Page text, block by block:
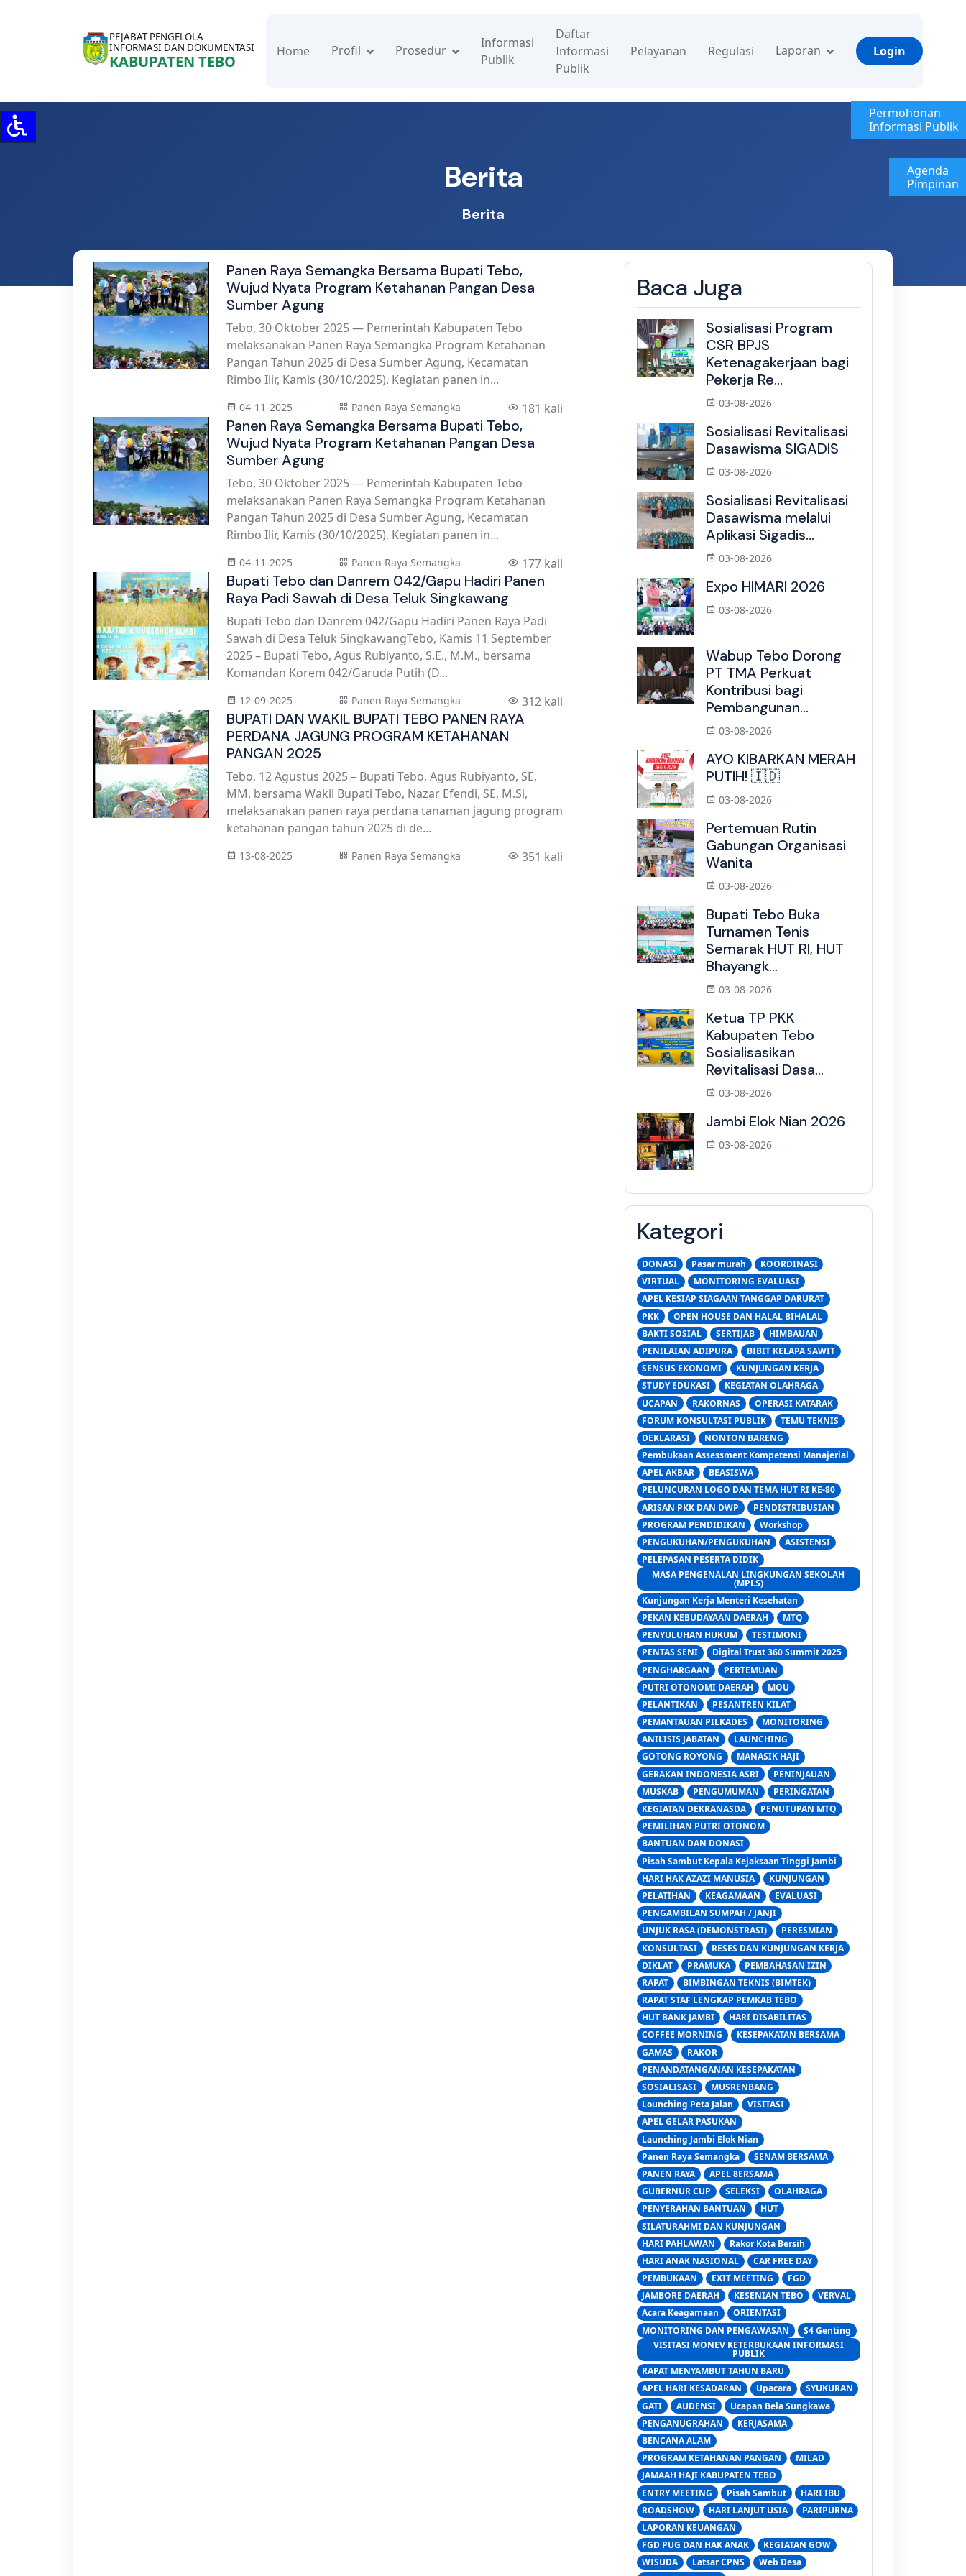
Permohonan
Informasi Publik
Agenda
Pimpinan
PEJABAT PENGELOLA
INFORMASI DAN DOKUMENTASI
KABUPATEN TEBO
Home Profil Prosedur
Informasi
Publik
Daftar
Informasi
Publik
Pelayanan Regulasi Laporan Login
Berita
Berita
Panen Raya Semangka Bersama Bupati Tebo,
Wujud Nyata Program Ketahanan Pangan Desa
Sumber Agung
Tebo, 30 Oktober 2025 — Pemerintah Kabupaten Tebo
melaksanakan Panen Raya Semangka Program Ketahanan
Pangan Tahun 2025 di Desa Sumber Agung, Kecamatan
Rimbo Ilir, Kamis (30/10/2025). Kegiatan panen in...
04-11-2025 Panen Raya Semangka 181 kali
Panen Raya Semangka Bersama Bupati Tebo,
Wujud Nyata Program Ketahanan Pangan Desa
Sumber Agung
Tebo, 30 Oktober 2025 — Pemerintah Kabupaten Tebo
melaksanakan Panen Raya Semangka Program Ketahanan
Pangan Tahun 2025 di Desa Sumber Agung, Kecamatan
Rimbo Ilir, Kamis (30/10/2025). Kegiatan panen in...
04-11-2025 Panen Raya Semangka 177 kali
Bupati Tebo dan Danrem 042/Gapu Hadiri Panen
Raya Padi Sawah di Desa Teluk Singkawang
Bupati Tebo dan Danrem 042/Gapu Hadiri Panen Raya Padi
Sawah di Desa Teluk SingkawangTebo, Kamis 11 September
2025 – Bupati Tebo, Agus Rubiyanto, S.E., M.M., bersama
Komandan Korem 042/Garuda Putih (D...
12-09-2025 Panen Raya Semangka 312 kali
BUPATI DAN WAKIL BUPATI TEBO PANEN RAYA
PERDANA JAGUNG PROGRAM KETAHANAN
PANGAN 2025
Tebo, 12 Agustus 2025 – Bupati Tebo, Agus Rubiyanto, SE,
MM, bersama Wakil Bupati Tebo, Nazar Efendi, SE, M.Si,
melaksanakan panen raya perdana tanaman jagung program
ketahanan pangan tahun 2025 di de...
13-08-2025 Panen Raya Semangka 351 kali
Baca Juga
Sosialisasi Program
CSR BPJS
Ketenagakerjaan bagi
Pekerja Re...
03-08-2026
Sosialisasi Revitalisasi
Dasawisma SIGADIS
03-08-2026
Sosialisasi Revitalisasi
Dasawisma melalui
Aplikasi Sigadis...
03-08-2026
Expo HIMARI 2026
03-08-2026
Wabup Tebo Dorong
PT TMA Perkuat
Kontribusi bagi
Pembangunan...
03-08-2026
AYO KIBARKAN MERAH
PUTIH! 🇮🇩
03-08-2026
Pertemuan Rutin
Gabungan Organisasi
Wanita
03-08-2026
Bupati Tebo Buka
Turnamen Tenis
Semarak HUT RI, HUT
Bhayangk...
03-08-2026
Ketua TP PKK
Kabupaten Tebo
Sosialisasikan
Revitalisasi Dasa...
03-08-2026
Jambi Elok Nian 2026
03-08-2026
Kategori
DONASI Pasar murah
KOORDINASI
VIRTUAL
MONITORING EVALUASI
APEL KESIAP SIAGAAN TANGGAP DARURAT
PKK
OPEN HOUSE DAN HALAL BIHALAL
BAKTI SOSIAL
SERTIJAB
HIMBAUAN
PENILAIAN ADIPURA
BIBIT KELAPA SAWIT
SENSUS EKONOMI
KUNJUNGAN KERJA
STUDY EDUKASI
KEGIATAN OLAHRAGA
UCAPAN
RAKORNAS
OPERASI KATARAK
FORUM KONSULTASI PUBLIK
TEMU TEKNIS
DEKLARASI
NONTON BARENG
Pembukaan Assessment Kompetensi Manajerial
APEL AKBAR
BEASISWA
PELUNCURAN LOGO DAN TEMA HUT RI KE-80
ARISAN PKK DAN DWP
PENDISTRIBUSIAN
PROGRAM PENDIDIKAN
Workshop
PENGUKUHAN/PENGUKUHAN
ASISTENSI
PELEPASAN PESERTA DIDIK
MASA PENGENALAN LINGKUNGAN SEKOLAH
(MPLS)
Kunjungan Kerja Menteri Kesehatan
PEKAN KEBUDAYAAN DAERAH
MTQ
PENYULUHAN HUKUM
TESTIMONI
PENTAS SENI
Digital Trust 360 Summit 2025
PENGHARGAAN
PERTEMUAN
PUTRI OTONOMI DAERAH
MOU
PELANTIKAN
PESANTREN KILAT
PEMANTAUAN PILKADES
MONITORING
ANILISIS JABATAN
LAUNCHING
GOTONG ROYONG
MANASIK HAJI
GERAKAN INDONESIA ASRI
PENINJAUAN
MUSKAB
PENGUMUMAN
PERINGATAN
KEGIATAN DEKRANASDA
PENUTUPAN MTQ
PEMILIHAN PUTRI OTONOM
BANTUAN DAN DONASI
Pisah Sambut Kepala Kejaksaan Tinggi Jambi
HARI HAK AZAZI MANUSIA
KUNJUNGAN
PELATIHAN
KEAGAMAAN
EVALUASI
PENGAMBILAN SUMPAH / JANJI
UNJUK RASA (DEMONSTRASI)
PERESMIAN
KONSULTASI
RESES DAN KUNJUNGAN KERJA
DIKLAT
PRAMUKA
PEMBAHASAN IZIN
RAPAT
BIMBINGAN TEKNIS (BIMTEK)
RAPAT STAF LENGKAP PEMKAB TEBO
HUT BANK JAMBI
HARI DISABILITAS
COFFEE MORNING
KESEPAKATAN BERSAMA
GAMAS
RAKOR
PENANDATANGANAN KESEPAKATAN
SOSIALISASI
MUSRENBANG
Lounching Peta Jalan
VISITASI
APEL GELAR PASUKAN
Launching Jambi Elok Nian
Panen Raya Semangka
SENAM BERSAMA
PANEN RAYA
APEL 8ERSAMA
GUBERNUR CUP
SELEKSI
OLAHRAGA
PENYERAHAN BANTUAN
HUT
SILATURAHMI DAN KUNJUNGAN
HARI PAHLAWAN
Rakor Kota Bersih
HARI ANAK NASIONAL
CAR FREE DAY
PEMBUKAAN
EXIT MEETING
FGD
JAMBORE DAERAH
KESENIAN TEBO
VERVAL
Acara Keagamaan
ORIENTASI
MONITORING DAN PENGAWASAN
S4 Genting
VISITASI MONEV KETERBUKAAN INFORMASI
PUBLIK
RAPAT MENYAMBUT TAHUN BARU
APEL HARI KESADARAN
Upacara
SYUKURAN
GATI
AUDENSI
Ucapan Bela Sungkawa
PENGANUGRAHAN
KERJASAMA
BENCANA ALAM
PROGRAM KETAHANAN PANGAN
MILAD
JAMAAH HAJI KABUPATEN TEBO
ENTRY MEETING
Pisah Sambut
HARI IBU
ROADSHOW
HARI LANJUT USIA
PARIPURNA
LAPORAN KEUANGAN
FGD PUG DAN HAK ANAK
KEGIATAN GOW
WISUDA
Latsar CPNS
Web Desa